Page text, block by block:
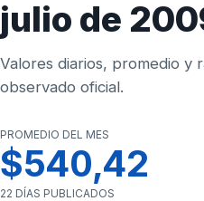
julio de
Valores diarios, promedio y
observado oficial.
PROMEDIO DEL MES
$540,42
22 DÍAS PUBLICADOS